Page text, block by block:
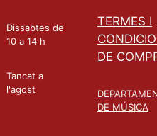
Dissabtes de
10 a 14 h
Tancat a
l'agost
TERMES I
DE
DE MÚSICA